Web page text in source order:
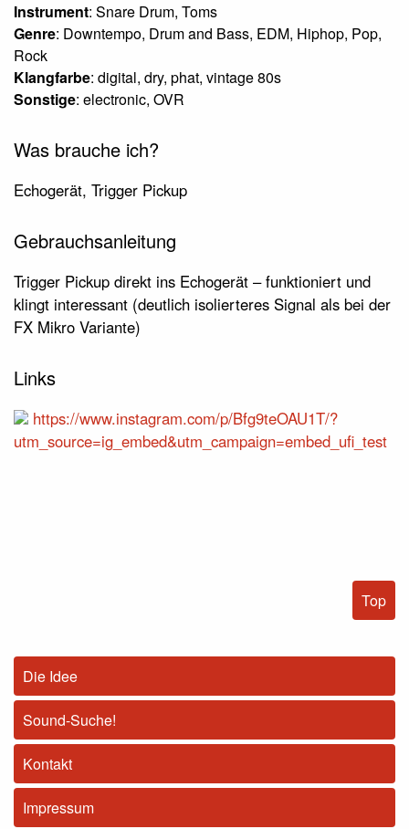
Instrument: Snare Drum, Toms
Genre: Downtempo, Drum and Bass, EDM, Hiphop, Pop,
Rock
Klangfarbe: digital, dry, phat, vintage 80s
Sonstige: electronic, OVR
Was brauche ich?
Echogerät, Trigger Pickup
Gebrauchsanleitung
Trigger Pickup direkt ins Echogerät – funktioniert und
klingt interessant (deutlich isolierteres Signal als bei der
FX Mikro Variante)
Links
https://www.instagram.com/p/Bfg9teOAU1T/?
utm_source=ig_embed&utm_campaign=embed_ufi_test
Top
Die Idee
Sound-Suche!
Kontakt
Impressum